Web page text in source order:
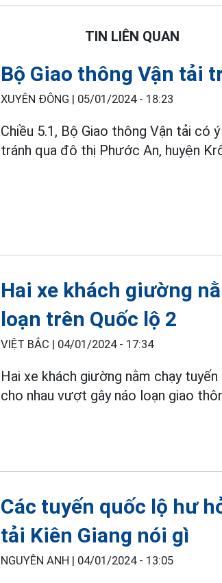
TIN LIÊN QUAN
Bộ Giao thông Vận tải
XUYÊN ĐÔNG | 05/01/2024 - 18:23
Chiều 5.1, Bộ Giao thông Vận tải
tránh qua đô thị Phước An, huyện
Hai xe khách giường
loạn trên Quốc lộ 2
VIỆT BẮC | 04/01/2024 - 17:34
Hai xe khách giường nằm chạy
cho nhau vượt gây náo loạn giao
Các tuyến quốc lộ hư
tải Kiên Giang nói gì
NGUYÊN ANH | 04/01/2024 - 13:05